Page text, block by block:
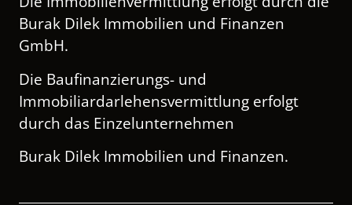
mert.sait@dilek-immobilien.de
Burak Dilek Immobilien und Finanzen
GmbH.
Die Baufinanzierungs- und
Immobiliardarlehensvermittlung erfolgt
durch das Einzelunternehmen
Burak Dilek Immobilien und Finanzen.